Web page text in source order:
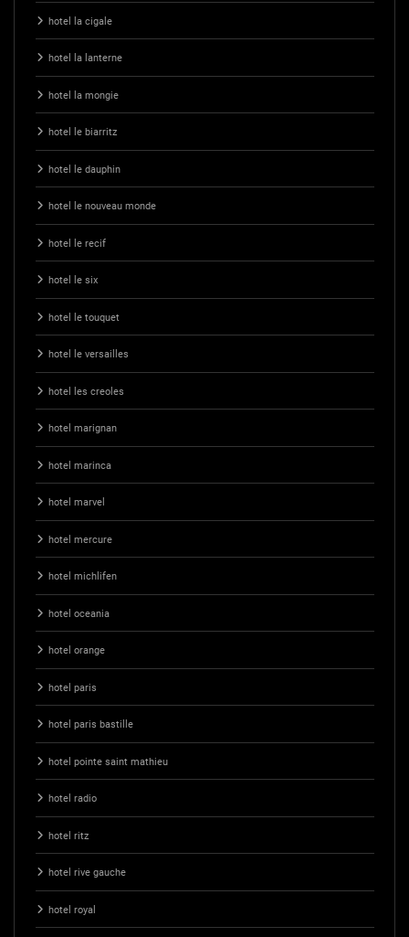
hotel la cigale
hotel la lanterne
hotel la mongie
hotel le biarritz
hotel le dauphin
hotel le nouveau monde
hotel le recif
hotel le six
hotel le touquet
hotel le versailles
hotel les creoles
hotel marignan
hotel marinca
hotel marvel
hotel mercure
hotel michlifen
hotel oceania
hotel orange
hotel paris
hotel paris bastille
hotel pointe saint mathieu
hotel radio
hotel ritz
hotel rive gauche
hotel royal